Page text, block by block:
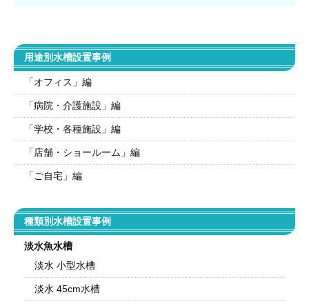
用途別水槽設置事例
「オフィス」編
「病院・介護施設」編
「学校・各種施設」編
「店舗・ショールーム」編
「ご自宅」編
種類別水槽設置事例
淡水魚水槽
淡水 小型水槽
淡水 45cm水槽